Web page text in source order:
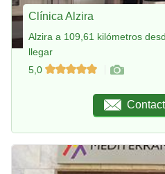
Clínica Alzira
Alzira a 109,61 kilómetros
llegar
5,0